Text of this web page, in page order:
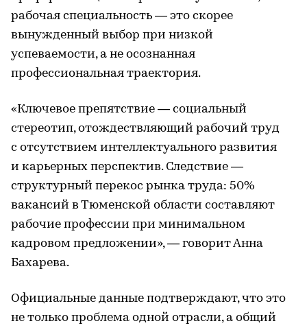
рабочая специальность — это скорее
вынужденный выбор при низкой
успеваемости, а не осознанная
профессиональная траектория.
«Ключевое препятствие — социальный
стереотип, отождествляющий рабочий труд
с отсутствием интеллектуального развития
и карьерных перспектив. Следствие —
структурный перекос рынка труда: 50%
вакансий в Тюменской области составляют
рабочие профессии при минимальном
кадровом предложении», — говорит Анна
Бахарева.
Официальные данные подтверждают, что это
не только проблема одной отрасли, а общий